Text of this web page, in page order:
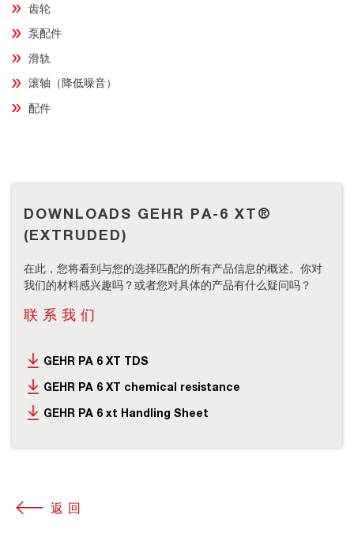
齿轮
泵配件
滑轨
滚轴（降低噪音）
配件
DOWNLOADS GEHR PA-6 XT®
(EXTRUDED)
在此，您将看到与您的选择匹配的所有产品信息的概述。你对
我们的材料感兴趣吗？或者您对具体的产品有什么疑问吗？
联系我们
GEHR PA 6 XT TDS
GEHR PA 6 XT chemical resistance
GEHR PA 6 xt Handling Sheet
返回